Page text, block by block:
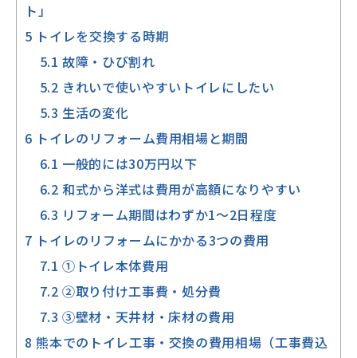
ト」
5 トイレを交換する時期
5.1 故障・ひび割れ
5.2 きれいで使いやすいトイレにしたい
5.3 生活の変化
6 トイレのリフォーム費用相場と期間
6.1 一般的には30万円以下
6.2 和式から洋式は費用が高額になりやすい
6.3 リフォーム期間はわずか1～2日程度
7 トイレのリフォームにかかる3つの費用
7.1 ①トイレ本体費用
7.2 ②取り付け工事費・処分費
7.3 ③壁材・天井材・床材の費用
8 熊本でのトイレ工事・交換の費用相場（工事費込